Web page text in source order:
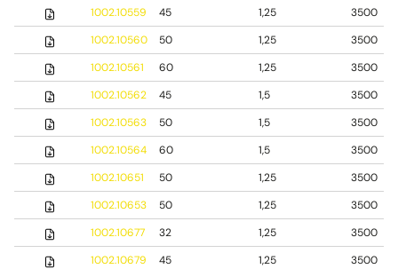
1002.10559
45 1,25
3500
1002.10560
50 1,25
3500
1002.10561
60 1,25
3500
1002.10562
45 1,5
3500
1002.10563
50 1,5
3500
1002.10564
60 1,5
3500
1002.10651
50 1,25
3500
1002.10653
50 1,25
3500
1002.10677
32 1,25
3500
1002.10679
45 1,25
3500